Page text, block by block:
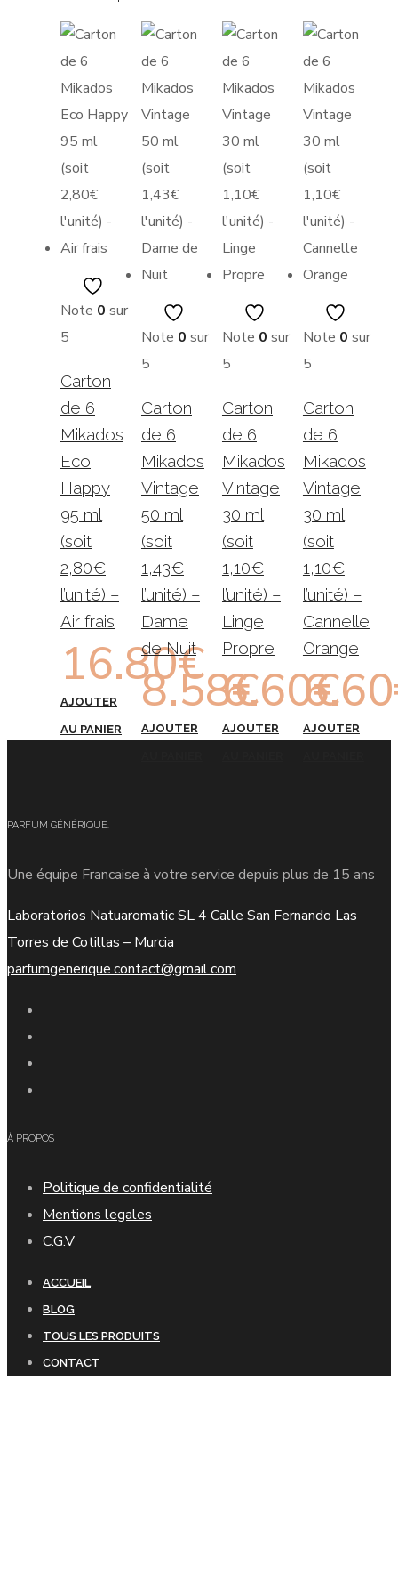
Note 0 sur
5
Carton
de 6
Mikados
Eco
Happy
95 ml
(soit
2,80€
l’unité) –
Air frais
16.80€
AJOUTER
AU PANIER
Note 0 sur
5
Carton
de 6
Mikados
Vintage
50 ml
(soit
1,43€
l’unité) –
Dame
de Nuit
8.58€
AJOUTER
Note 0 sur
5
Carton
de 6
Mikados
Vintage
30 ml
(soit
1,10€
l’unité) –
Linge
Propre
6.60€
AJOUTER
Note 0 sur
5
Carton
de 6
Mikados
Vintage
30 ml
(soit
1,10€
l’unité) –
Cannelle
Orange
6.60
AJOUTER
PARFUM GÉNÉRIQUE.
Une équipe Francaise à votre service depuis plus de 15 ans
Laboratorios Natuaromatic SL 4 Calle San Fernando Las
Torres de Cotillas – Murcia
parfumgenerique.contact@gmail.com
À PROPOS
Politique de confidentialité
Mentions legales
C.G.V
ACCUEIL
BLOG
TOUS LES PRODUITS
CONTACT